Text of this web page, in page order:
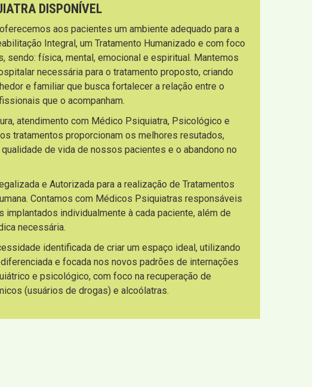
DISPONÍVEL
aos pacientes um ambiente adequado para a
Integral, um Tratamento Humanizado e com foco
sendo: física, mental, emocional e espiritual. Mantemos
necessária para o tratamento proposto, criando
e familiar que busca fortalecer a relação entre o
que o acompanham.
atendimento com Médico Psiquiatra, Psicológico e
tratamentos proporcionam os melhores resutados,
de vida de nossos pacientes e o abandono no
e Autorizada para a realização de Tratamentos
Contamos com Médicos Psiquiatras responsáveis
implantados individualmente à cada paciente, além de
necessária.
identificada de criar um espaço ideal, utilizando
e focada nos novos padrões de internações
e psicológico, com foco na recuperação de
(usuários de drogas) e alcoólatras.